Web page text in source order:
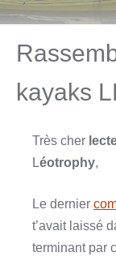
kayaks
Très cher
Léotrophy,
Le dernier
t’avait laissé
terminant par